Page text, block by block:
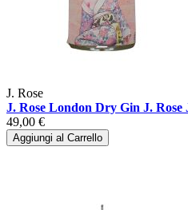
J. Rose
J. Rose London Dry Gin J. Rose
49,00 €
Aggiungi al Carrello